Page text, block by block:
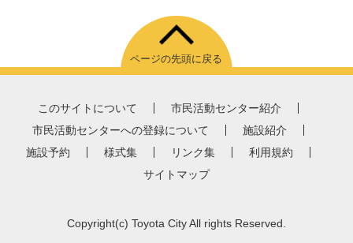
ページの先頭に戻る
このサイトについて
市民活動センター紹介
市民活動センターへの登録について
施設紹介
施設予約
様式集 リンク集
利用規約
サイトマップ
Copyright(c) Toyota City All rights Reserved.